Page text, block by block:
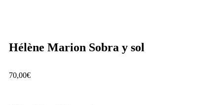
Hélène Marion Sobra y sol
70,00€